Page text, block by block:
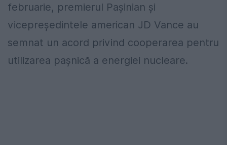
februarie, premierul Pașinian și
vicepreședintele american JD Vance au
semnat un acord privind cooperarea pentru
utilizarea pașnică a energiei nucleare.